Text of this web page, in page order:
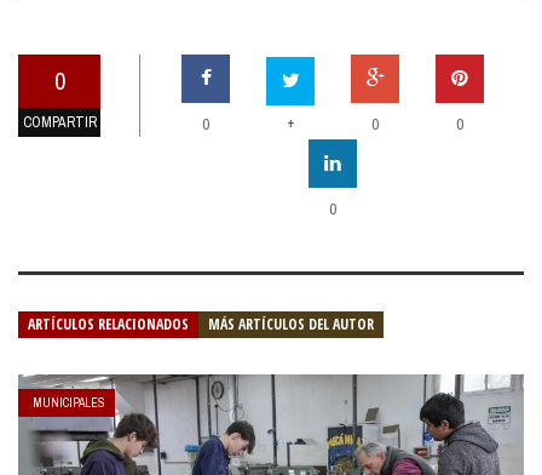
0
COMPARTIR 0 + 0 0
0
ARTÍCULOS RELACIONADOS MÁS ARTÍCULOS DEL AUTOR
MUNICIPALES